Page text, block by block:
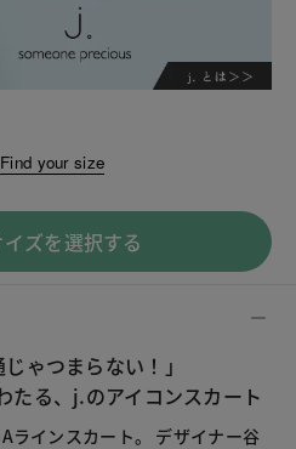
Find your size
ズを選択する
ゃつまらない！」
たる、j.のアイコンスカート
ラインスカート。 デザイナー谷